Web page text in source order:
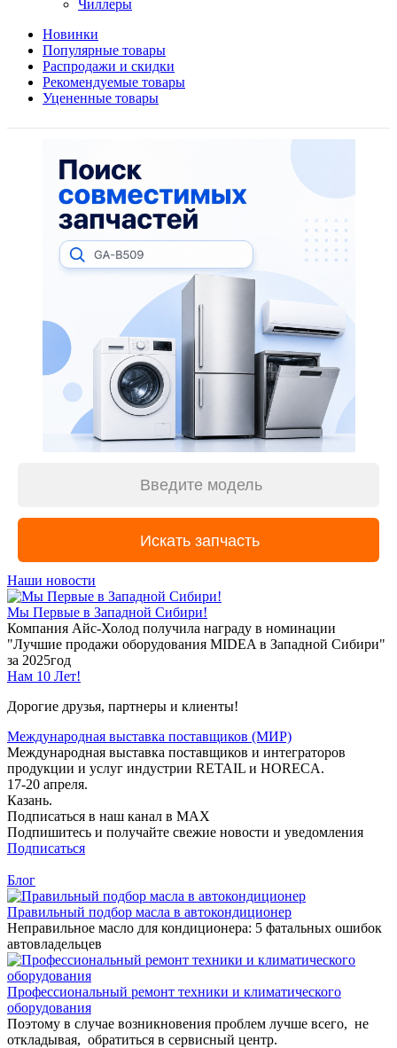
Чиллеры
Новинки
Популярные товары
Распродажи и скидки
Рекомендуемые товары
Уцененные товары
Наши новости
Мы Первые в Западной Сибири!
Компания Айс-Холод получила награду в номинации
"Лучшие продажи оборудования MIDEA в Западной Сибири"
за 2025год
Нам 10 Лет!
Дорогие друзья, партнеры и клиенты!
Международная выставка поставщиков (МИР)
Международная выставка поставщиков и интеграторов
продукции и услуг индустрии RETAIL и HORECA.
17-20 апреля.
Казань.
Подписаться в наш канал в MAX
Подпишитесь и получайте свежие новости и уведомления
Подписаться
Блог
Правильный подбор масла в автокондиционер
Неправильное масло для кондиционера: 5 фатальных ошибок
автовладельцев
Профессиональный ремонт техники и климатического
оборудования
Поэтому в случае возникновения проблем лучше всего, не
откладывая, обратиться в сервисный центр.